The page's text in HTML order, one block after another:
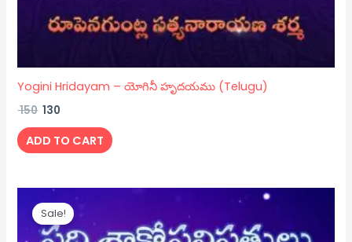
Yogini Hridayam – యోగినీ హృదయము (Telugu)
150 130
ADD TO CART
Sale!
Original
price
was:
₹ 200.
price
is:
₹ 150.